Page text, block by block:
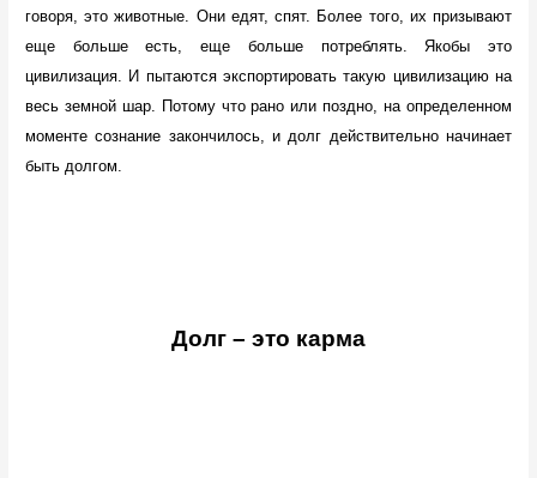
говоря, это животные. Они едят, спят. Более того, их призывают
еще больше есть, еще больше потреблять. Якобы это
цивилизация. И пытаются экспортировать такую цивилизацию на
весь земной шар. Потому что рано или поздно, на определенном
моменте сознание закончилось, и долг действительно начинает
быть долгом.
Долг – это карма